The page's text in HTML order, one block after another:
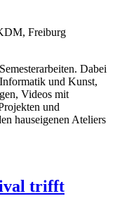
Freiburg
Dabei
und Kunst,
Videos mit
und
hauseigenen Ateliers
trifft